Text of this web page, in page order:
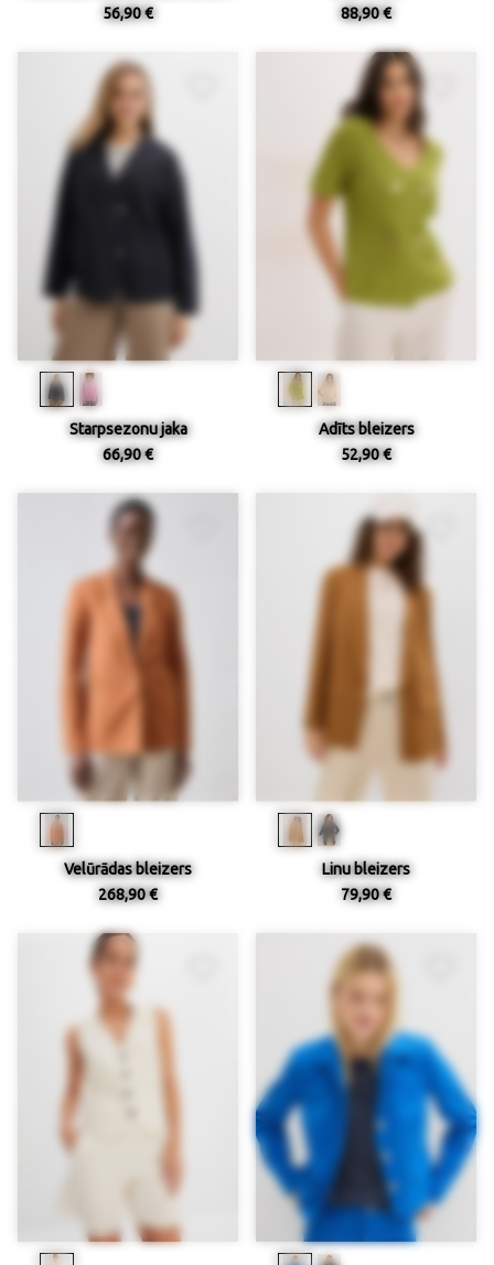
56,90 €
88,90 €
Starpsezonu jaka
66,90 €
Adīts bleizers
52,90 €
Velūrādas bleizers
268,90 €
Linu bleizers
79,90 €